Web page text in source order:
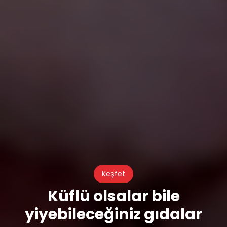
Keşfet
Küflü olsalar bile
yiyebileceğiniz gıdalar